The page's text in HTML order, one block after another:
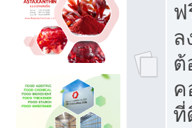
ฟ
ล
ต้
ค
ที่